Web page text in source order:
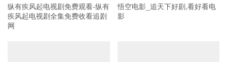
纵有疾风起电视剧免费观看-纵有
疾风起电视剧全集免费收看追剧
网
悟空电影_追天下好剧,看好看电
影